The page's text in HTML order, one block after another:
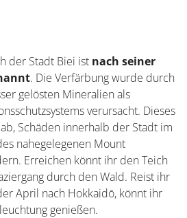
der Stadt Biei ist nach seiner
. Die Verfärbung wurde durch
gelösten Mineralien als
verursacht. Dieses
Schäden innerhalb der Stadt im
nahegelegenen Mount
Erreichen könnt ihr den Teich
durch den Wald. Reist ihr
April nach Hokkaidō, könnt ihr
genießen.